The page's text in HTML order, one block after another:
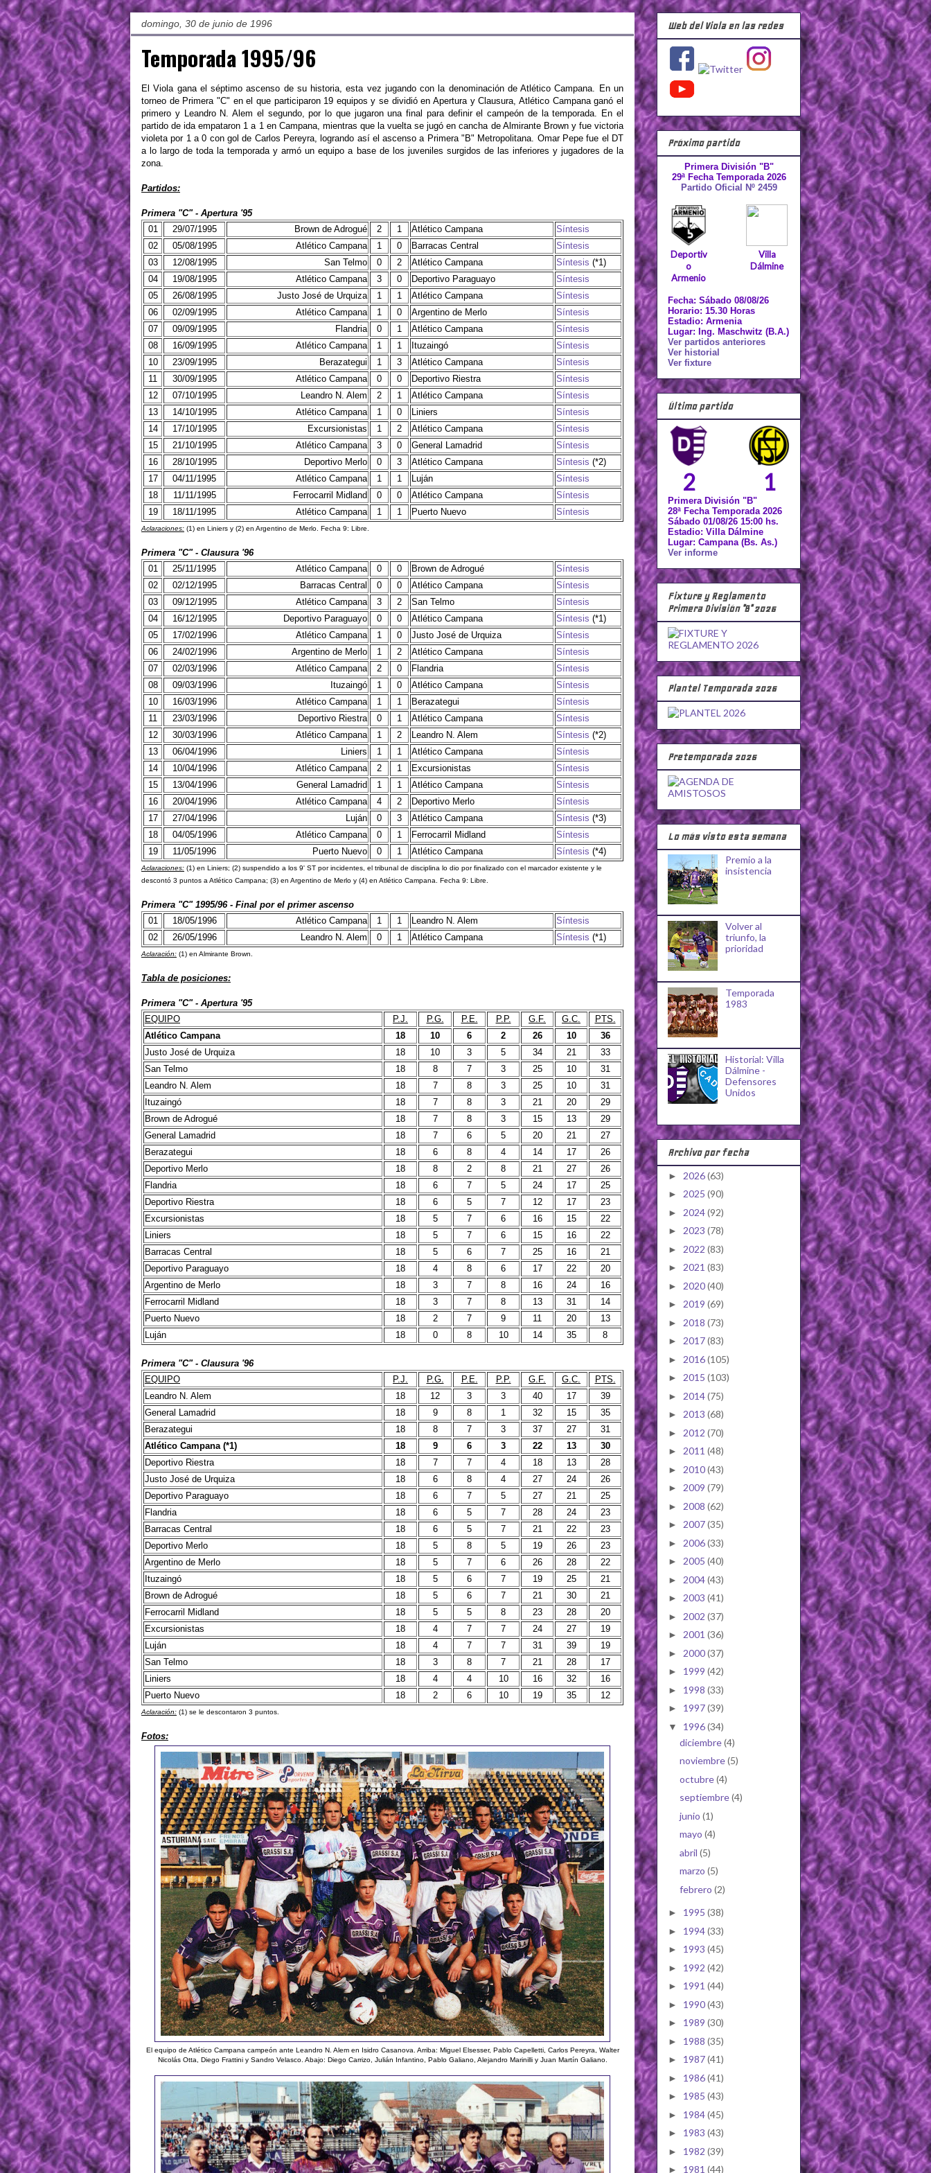
domingo, 30 de junio de 1996
Temporada 1995/96
El Viola gana el séptimo ascenso de su historia, esta vez jugando con la denominación de Atlético Campana. En un
torneo de Primera "C" en el que participaron 19 equipos y se dividió en Apertura y Clausura, Atlético Campana ganó el
primero y Leandro N. Alem el segundo, por lo que jugaron una final para definir el campeón de la temporada. En el
partido de ida empataron 1 a 1 en Campana, mientras que la vuelta se jugó en cancha de Almirante Brown y fue victoria
violeta por 1 a 0 con gol de Carlos Pereyra, logrando así el ascenso a Primera "B" Metropolitana. Omar Pepe fue el DT
a lo largo de toda la temporada y armó un equipo a base de los juveniles surgidos de las inferiores y jugadores de la
zona.
Partidos:
Primera "C" - Apertura '95
01
29/07/1995 Brown de Adrogué 2 1 Atlético Campana
Síntesis
02
05/08/1995 Atlético Campana 1 0 Barracas Central
Síntesis
03
12/08/1995 San Telmo 0 2 Atlético Campana Síntesis (*1)
04
19/08/1995 Atlético Campana 3 0 Deportivo Paraguayo
Síntesis
05
26/08/1995 Justo José de Urquiza 1 1 Atlético Campana
Síntesis
06
02/09/1995 Atlético Campana 1 0 Argentino de Merlo
Síntesis
07
09/09/1995 Flandria 0 1 Atlético Campana
Síntesis
08
16/09/1995 Atlético Campana 1 1 Ituzaingó
Síntesis
10
23/09/1995 Berazategui 1 3 Atlético Campana
Síntesis
11
30/09/1995 Atlético Campana 0 0 Deportivo Riestra
Síntesis
12
07/10/1995 Leandro N. Alem 2 1 Atlético Campana
Síntesis
13
14/10/1995 Atlético Campana 1 0 Liniers
Síntesis
14
17/10/1995 Excursionistas 1 2 Atlético Campana
Síntesis
15
21/10/1995 Atlético Campana 3 0 General Lamadrid
Síntesis
16
28/10/1995 Deportivo Merlo 0 3 Atlético Campana Síntesis (*2)
17
04/11/1995 Atlético Campana 1 1 Luján
Síntesis
18
11/11/1995 Ferrocarril Midland 0 0 Atlético Campana
Síntesis
19
18/11/1995 Atlético Campana 1 1 Puerto Nuevo Síntesis
Aclaraciones: (1) en Liniers y (2) en Argentino de Merlo. Fecha 9: Libre.
Primera "C" - Clausura '96
01
25/11/1995 Atlético Campana 0 0 Brown de Adrogué
Síntesis
02
02/12/1995 Barracas Central 0 0 Atlético Campana
Síntesis
03
09/12/1995 Atlético Campana 3 2 San Telmo
Síntesis
04
16/12/1995 Deportivo Paraguayo 0 0 Atlético Campana Síntesis (*1)
05
17/02/1996 Atlético Campana 1 0 Justo José de Urquiza
Síntesis
06
24/02/1996 Argentino de Merlo 1 2 Atlético Campana
Síntesis
07
02/03/1996 Atlético Campana 2 0 Flandria
Síntesis
08
09/03/1996 Ituzaingó 1 0 Atlético Campana
Síntesis
10
16/03/1996 Atlético Campana 1 1 Berazategui
Síntesis
11
23/03/1996 Deportivo Riestra 0 1 Atlético Campana
Síntesis
12
30/03/1996 Atlético Campana 1 2 Leandro N. Alem Síntesis (*2)
13
06/04/1996 Liniers 1 1 Atlético Campana
Síntesis
14
10/04/1996 Atlético Campana 2 1 Excursionistas
Síntesis
15
13/04/1996 General Lamadrid 1 1 Atlético Campana
Síntesis
16
20/04/1996 Atlético Campana 4 2 Deportivo Merlo
Síntesis
17
27/04/1996 Luján 0 3 Atlético Campana Síntesis (*3)
18
04/05/1996 Atlético Campana 0 1 Ferrocarril Midland
Síntesis
19
11/05/1996 Puerto Nuevo 0 1 Atlético Campana Síntesis (*4)
Aclaraciones: (1) en Liniers; (2) suspendido a los 9' ST por incidentes, el tribunal de disciplina lo dio por finalizado con el marcador existente y le
descontó 3 puntos a Atlético Campana; (3) en Argentino de Merlo y (4) en Atlético Campana. Fecha 9: Libre.
Primera "C" 1995/96 - Final por el primer ascenso
01
18/05/1996 Atlético Campana 1 1 Leandro N. Alem
Síntesis
02
26/05/1996 Leandro N. Alem 0 1 Atlético Campana Síntesis (*1)
Aclaración: (1) en Almirante Brown.
Tabla de posiciones:
Primera "C" - Apertura '95
EQUIPO
P.J. P.G. P.E. P.P. G.F. G.C.
PTS.
Atlético Campana
18 10 6 2 26 10
36
Justo José de Urquiza
18 10 3 5 34 21
33
San Telmo
18 8 7 3 25 10
31
Leandro N. Alem
18 7 8 3 25 10
31
Ituzaingó
18 7 8 3 21 20
29
Brown de Adrogué
18 7 8 3 15 13
29
General Lamadrid
18 7 6 5 20 21
27
Berazategui
18 6 8 4 14 17
26
Deportivo Merlo
18 8 2 8 21 27
26
Flandria
18 6 7 5 24 17
25
Deportivo Riestra
18 6 5 7 12 17
23
Excursionistas
18 5 7 6 16 15
22
Liniers
18 5 7 6 15 16
22
Barracas Central
18 5 6 7 25 16
21
Deportivo Paraguayo
18 4 8 6 17 22
20
Argentino de Merlo
18 3 7 8 16 24
16
Ferrocarril Midland
18 3 7 8 13 31
14
Puerto Nuevo
18 2 7 9 11 20
13
Luján
18 0 8 10 14 35 8
Primera "C" - Clausura '96
EQUIPO
P.J. P.G. P.E. P.P. G.F. G.C.
PTS.
Leandro N. Alem
18 12 3 3 40 17
39
General Lamadrid
18 9 8 1 32 15
35
Berazategui
18 8 7 3 37 27
31
Atlético Campana (*1)
18 9 6 3 22 13
30
Deportivo Riestra
18 7 7 4 18 13
28
Justo José de Urquiza
18 6 8 4 27 24
26
Deportivo Paraguayo
18 6 7 5 27 21
25
Flandria
18 6 5 7 28 24
23
Barracas Central
18 6 5 7 21 22
23
Deportivo Merlo
18 5 8 5 19 26
23
Argentino de Merlo
18 5 7 6 26 28
22
Ituzaingó
18 5 6 7 19 25
21
Brown de Adrogué
18 5 6 7 21 30
21
Ferrocarril Midland
18 5 5 8 23 28
20
Excursionistas
18 4 7 7 24 27
19
Luján
18 4 7 7 31 39
19
San Telmo
18 3 8 7 21 28
17
Liniers
18 4 4 10 16 32
16
Puerto Nuevo
18 2 6 10 19 35 12
Aclaración: (1) se le descontaron 3 puntos.
Fotos:
El equipo de Atlético Campana campeón ante Leandro N. Alem en Isidro Casanova. Arriba: Miguel Elsesser, Pablo Capelletti, Carlos Pereyra, Walter
Nicolás Otta, Diego Frattini y Sandro Velasco. Abajo: Diego Carrizo, Julián Infantino, Pablo Galiano, Alejandro Marinilli y Juan Martín Galiano.
Web del Viola en las redes
Próximo partido
Primera División "B"
29ª Fecha Temporada 2026
Partido Oficial Nº 2459
Deportiv
o
Armenio
Villa
Dálmine
Fecha: Sábado 08/08/26
Horario: 15.30 Horas
Estadio: Armenia
Lugar: Ing. Maschwitz (B.A.)
Ver partidos anteriores
Ver historial
Ver fixture
Último partido
2 1
Primera División "B"
28ª Fecha Temporada 2026
Sábado 01/08/26 15:00 hs.
Estadio: Villa Dálmine
Lugar: Campana (Bs. As.)
Ver informe
Fixture y Reglamento
Primera División "B" 2026
Plantel Temporada 2026
Pretemporada 2026
Lo más visto esta semana
Premio a la
insistencia
Volver al
triunfo, la
prioridad
Temporada
1983
Historial: Villa
Dálmine -
Defensores
Unidos
Archivo por fecha
► 2026(63)
► 2025 (90)
► 2024(92)
► 2023 (78)
► 2022 (83)
► 2021 (83)
► 2020(40)
► 2019 (69)
► 2018 (73)
► 2017(83)
► 2016(105)
► 2015 (103)
► 2014(75)
► 2013 (68)
► 2012 (70)
► 2011 (48)
► 2010(43)
► 2009 (79)
► 2008 (62)
► 2007(35)
► 2006(33)
► 2005 (40)
► 2004(43)
► 2003 (41)
► 2002 (37)
► 2001 (36)
► 2000(37)
► 1999 (42)
► 1998 (33)
► 1997(39)
▼ 1996(34)
diciembre(4)
noviembre(5)
octubre(4)
septiembre(4)
junio (1)
mayo (4)
abril (5)
marzo (5)
febrero (2)
► 1995 (38)
► 1994(33)
► 1993 (45)
► 1992 (42)
► 1991 (44)
► 1990(43)
► 1989 (30)
► 1988 (35)
► 1987(41)
► 1986(41)
► 1985 (43)
► 1984(45)
► 1983 (43)
► 1982 (39)
► 1981 (44)